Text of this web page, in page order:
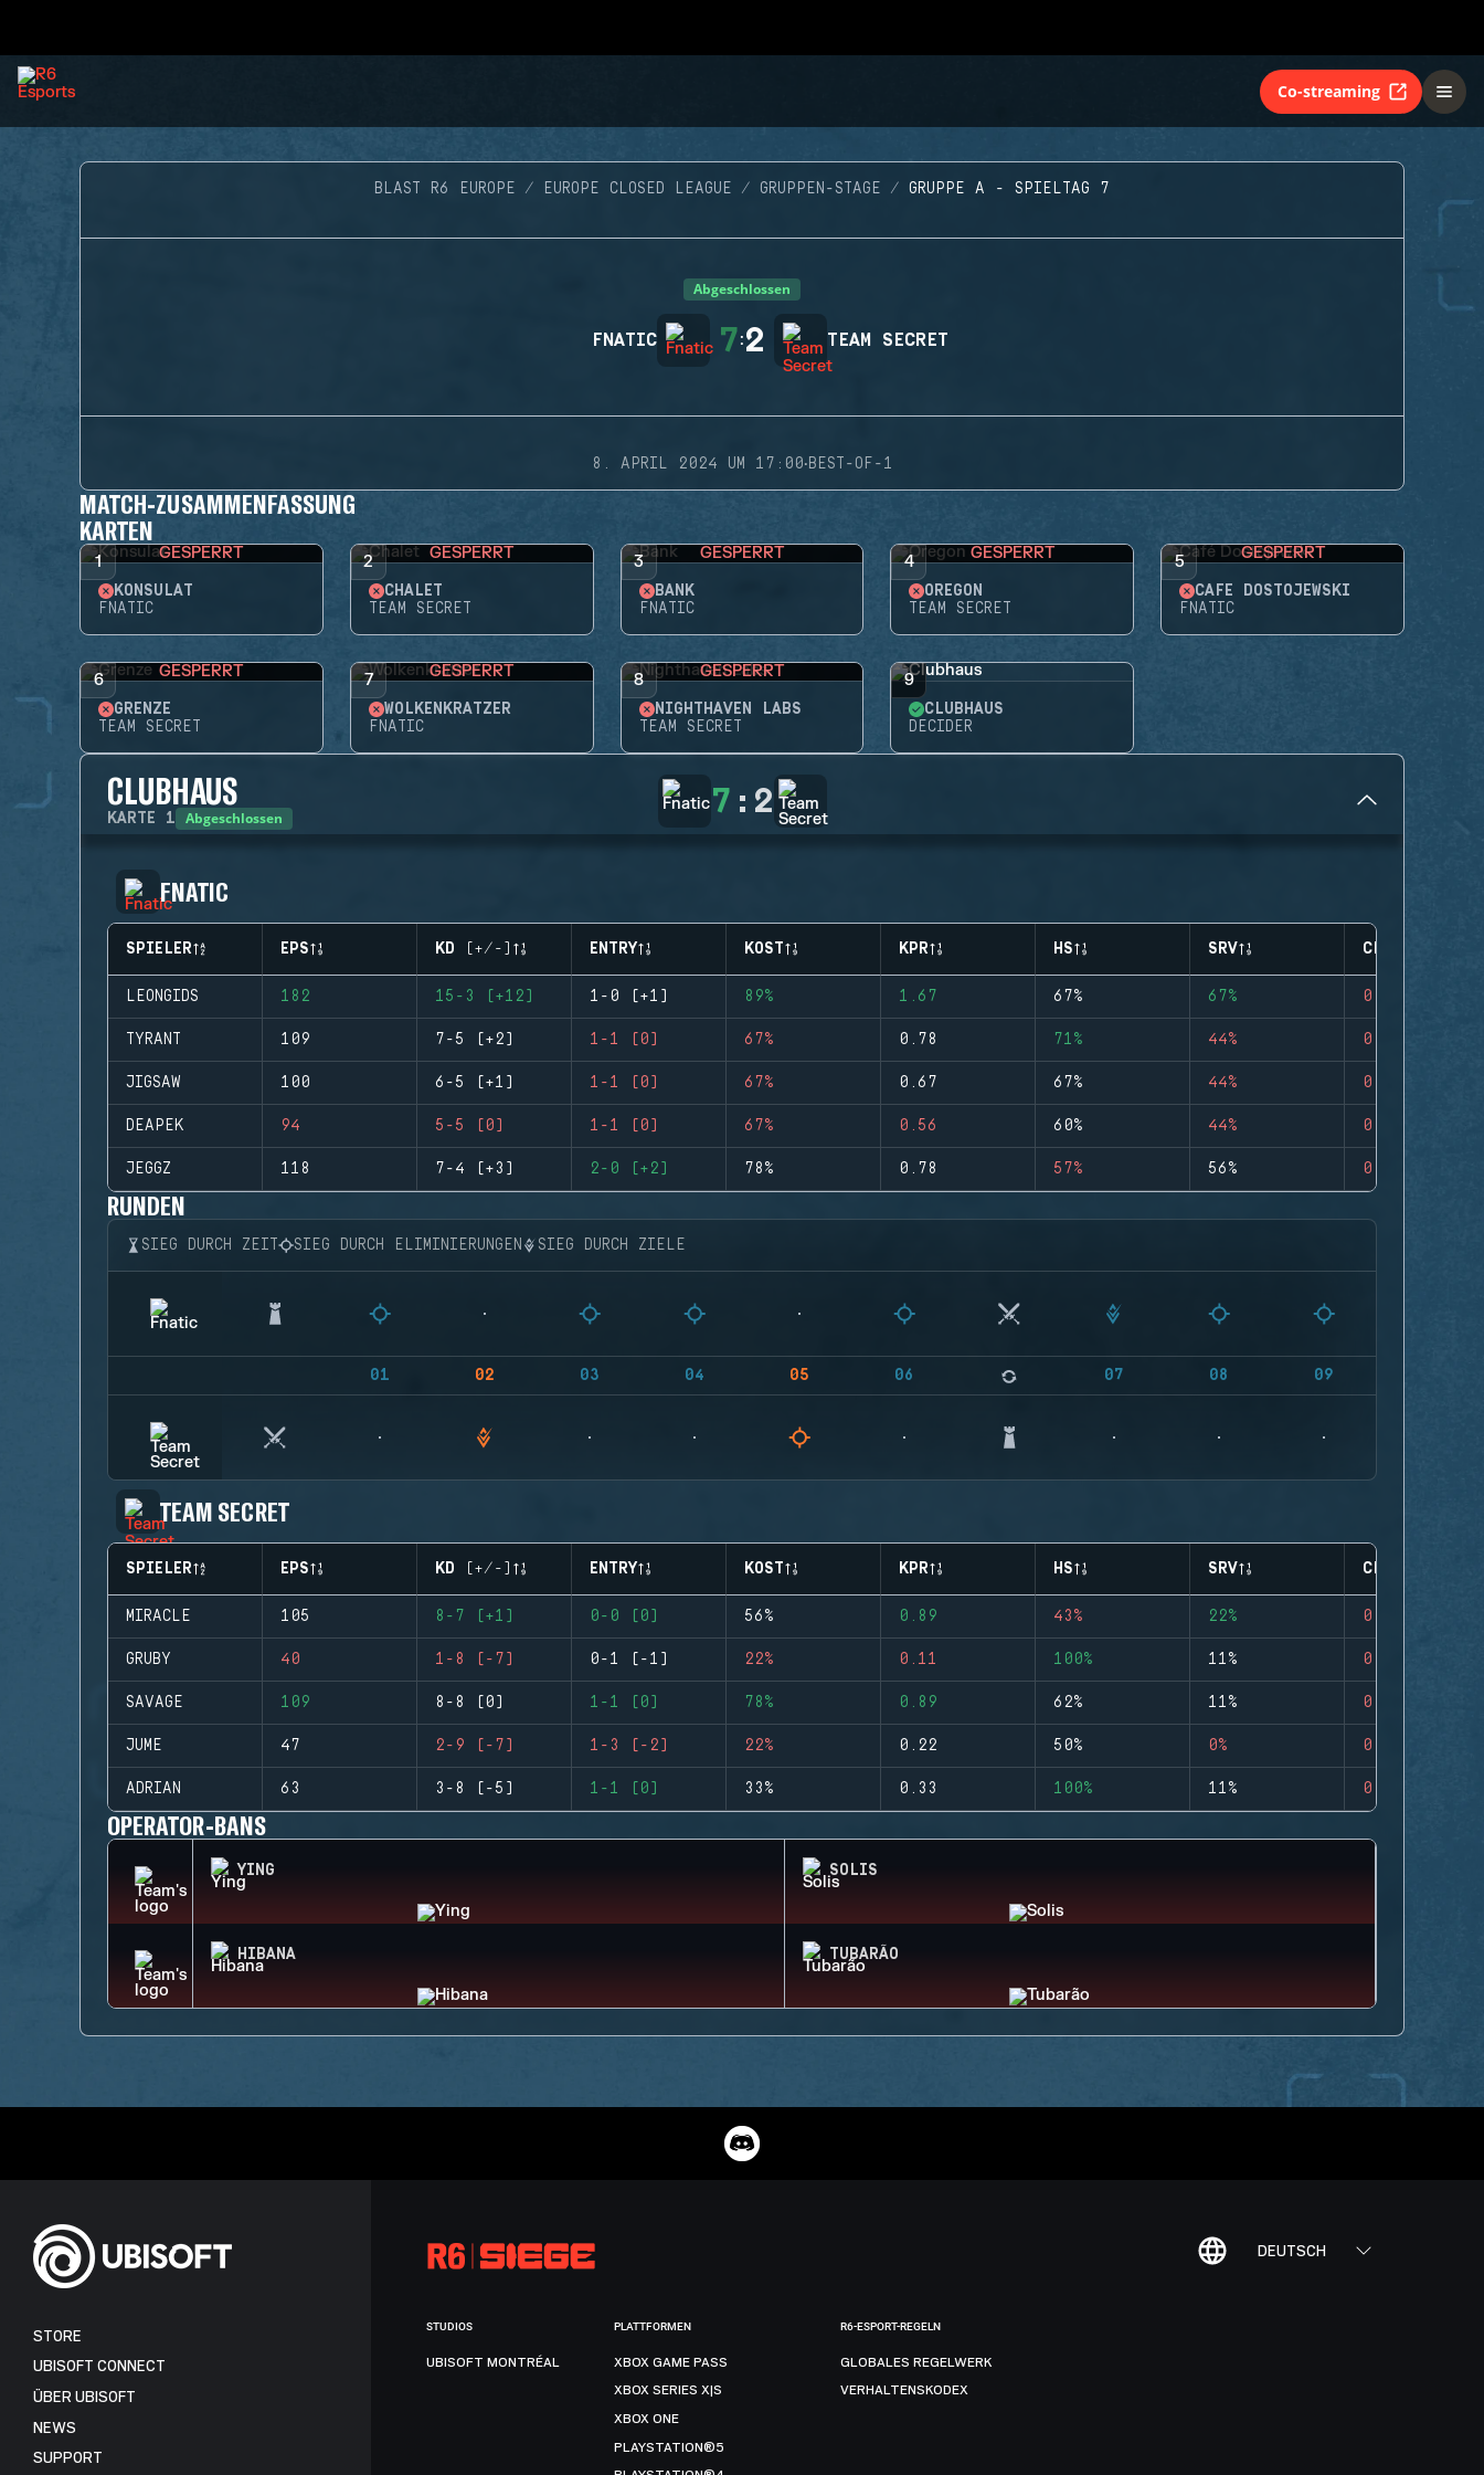
Co-streaming
BLAST R6 EUROPE EUROPE CLOSED LEAGUE GRUPPEN-STAGE GRUPPE A - SPIELTAG 7
Abgeschlossen
FNATIC 7:2 TEAM SECRET
8. APRIL 2024 UM 17:00·BEST-OF-1
MATCH-ZUSAMMENFASSUNG
KARTEN
1 GESPERRT
KONSULAT
FNATIC
2 GESPERRT
CHALET
TEAM SECRET
3 GESPERRT
BANK
FNATIC
4 GESPERRT
OREGON
TEAM SECRET
5 GESPERRT
CAFÉ DOSTOJEWSKI
FNATIC
6 GESPERRT
GRENZE
TEAM SECRET
7 GESPERRT
WOLKENKRATZER
FNATIC
8 GESPERRT
NIGHTHAVEN LABS
TEAM SECRET
9
CLUBHAUS
DECIDER
CLUBHAUS
KARTE 1 Abgeschlossen 7 : 2
FNATIC
SPIELER EPS KD (+/-) ENTRY KOST KPR HS SRV CLUTCHES
LEONGIDS 182 15-3 (+12) 1-0 (+1) 89% 1.67 67% 67% 0
TYRANT 109 7-5 (+2) 1-1 (0) 67% 0.78 71% 44% 0
JIGSAW 100 6-5 (+1) 1-1 (0) 67% 0.67 67% 44% 0
DEAPEK 94 5-5 (0) 1-1 (0) 67% 0.56 60% 44% 0
JEGGZ 118 7-4 (+3) 2-0 (+2) 78% 0.78 57% 56% 0
RUNDEN
SIEG DURCH ZEIT SIEG DURCH ELIMINIERUNGEN SIEG DURCH ZIELE
01 02 03 04 05 06 07 08 09
TEAM SECRET
SPIELER EPS KD (+/-) ENTRY KOST KPR HS SRV CLUTCHES
MIRACLE 105 8-7 (+1) 0-0 (0) 56% 0.89 43% 22% 0
GRUBY 40 1-8 (-7) 0-1 (-1) 22% 0.11 100% 11% 0
SAVAGE 109 8-8 (0) 1-1 (0) 78% 0.89 62% 11% 0
JUME 47 2-9 (-7) 1-3 (-2) 22% 0.22 50% 0% 0
ADRIAN 63 3-8 (-5) 1-1 (0) 33% 0.33 100% 11% 0
OPERATOR-BANS
YING SOLIS
HIBANA TUBARÃO
DEUTSCH
STORE
UBISOFT CONNECT
ÜBER UBISOFT
NEWS
SUPPORT
STUDIOS
UBISOFT MONTRÉAL
PLATTFORMEN
XBOX GAME PASS
XBOX SERIES X|S
XBOX ONE
PLAYSTATION®5
R6-ESPORT-REGELN
GLOBALES REGELWERK
VERHALTENSKODEX